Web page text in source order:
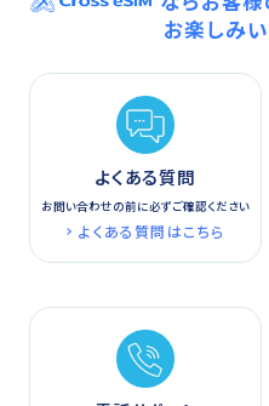
お楽しみい
よくある質問
お問い合わせの前に必ずご確認ください
よくある質問はこちら